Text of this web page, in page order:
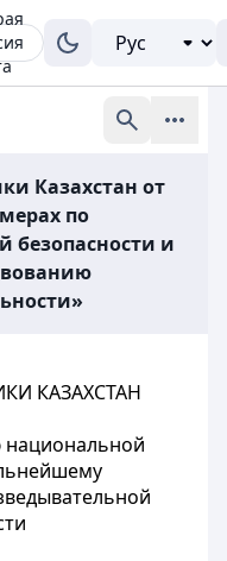
Казахстан от
по
безопасности и
КАЗАХСТАН